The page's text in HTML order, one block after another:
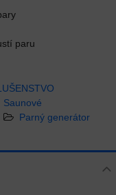
paru
Saunové
Parný generátor